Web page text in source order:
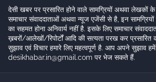
देसी खबर पर प्रसारित होने वाले सामग्रियों अथवा लेखकों के
समाचार संवाददाताओं अथवा न्यूज एजेंसी से है, इन
का सहमत होना अनिवार्य नहीं है. इसके लिए समाचार
ख़बरों/आलेखों/रिपोर्टों आदि की सत्यता परख कर प्रसारित
सुझाव एवं विचार हमारे लिए महत्वपूर्ण है. आप अपने सुझाव
desikhabar.in@gmail.com पर भेज सकते हैं.